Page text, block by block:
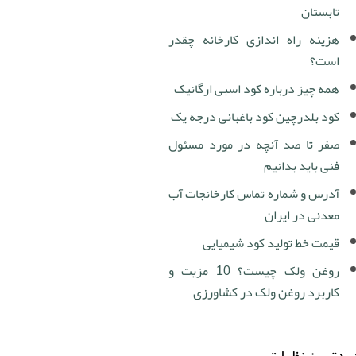
تابستان
هزینه راه اندازی کارخانه چقدر
است؟
همه چیز درباره کود اسبی ارگانیک
کود بلدرچین کود باغبانی درجه یک
صفر تا صد آنچه در مورد مسئول
فنی باید بدانیم
آدرس و شماره تماس کارخانجات آب
معدنی در ایران
قیمت خط تولید کود شیمیایی
روغن ولک چیست؟ 10 مزیت و
کاربرد روغن ولک در کشاورزی